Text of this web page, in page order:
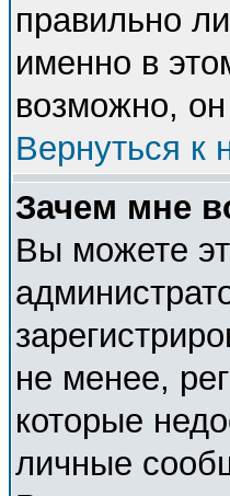
правильно
именно в
возможно,
Вернуться к
Зачем мне
Вы можете
не менее,
которые
личные